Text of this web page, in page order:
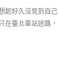
起好久沒見到自己
在臺北車站迷路，